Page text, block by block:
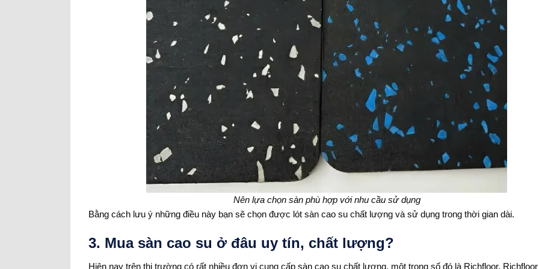
Nên lựa chọn sàn phù hợp với nhu cầu sử dụng
Bằng cách lưu ý những điều này bạn sẽ chọn được lót sàn cao su chất lượng và sử dụng trong thời gian dài.
3. Mua sàn cao su ở đâu uy tín, chất lượng?
Hiện nay trên thị trường có rất nhiều đơn vị cung cấp sàn cao su chất lượng, một trong số đó là Richfloor,